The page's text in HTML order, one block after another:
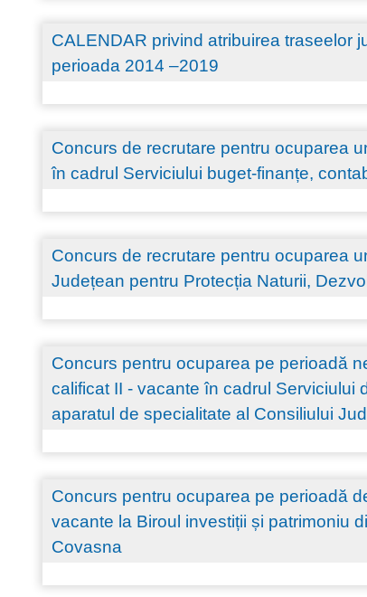
CALENDAR privind atribuirea traseelor
perioada 2014 –2019
Concurs de recrutare pentru ocuparea
în cadrul Serviciului buget-finanțe,
Concurs de recrutare pentru ocuparea
Județean pentru Protecția Naturii,
Concurs pentru ocuparea pe perioadă
calificat II - vacante în cadrul Serviciului
aparatul de specialitate al Consiliului
Concurs pentru ocuparea pe perioadă
vacante la Biroul investiții și patrimoniu
Covasna